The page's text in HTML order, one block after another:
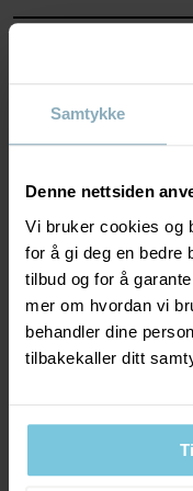
Samtykke
Denne nettsiden
Vi bruker cookies og
for å gi deg en bedre
tilbud og for å
mer om hvordan vi
behandler dine
tilbakekaller ditt
Produksjonsland:Kina
Materiale
95% Polyester Recycled
Pleieråd
VASK
40 °C maskinvask
Må ikke blekes
Må ikke tørketromles
Må ikke strykes
BÆREKRAFT
LEVERING OG
Levering & retur
Levering
kassen vises de
av postnummeret som
DU KAN OGSÅ VÆRE